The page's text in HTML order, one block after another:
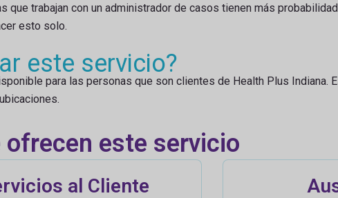
que trabajan con un administrador de casos tienen más
esto solo.
este servicio?
para las personas que son clientes de Health Plus Indiana.
ofrecen este servicio
al Cliente